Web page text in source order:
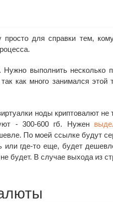
просто для справки тем,
выполнить несколько
как много занимался этой
ноды криптовалют не
- 300-600 гб. Нужен
По моей ссылке будут
или где-то еще, будет
будет. В случае выхода из